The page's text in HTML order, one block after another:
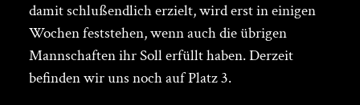
damit schlußendlich erzielt, wird erst in einigen
Wochen feststehen, wenn auch die übrigen
Mannschaften ihr Soll erfüllt haben. Derzeit
befinden wir uns noch auf Platz 3.